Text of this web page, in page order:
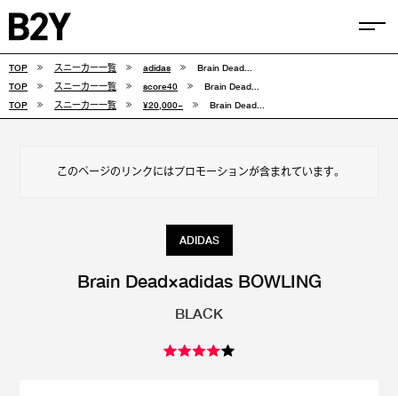
COLUMN
FEATURE
CONVERSE
TOP スニーカー一覧 adidas
Brain Dead...
TOP
スニーカー一覧 score40
Brain Dead...
TOP
スニーカー一覧 ¥20,000~ Brain Dead...
このページのリンクにはプロモーションが含まれています。
ADIDAS
Brain Dead×adidas BOWLING
BLACK